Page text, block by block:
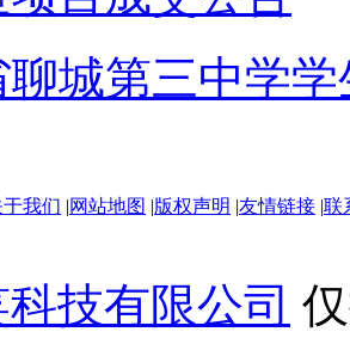
聊城第三中学
于我们 |网站地图 |版权声明 |友情链接 |联
技有限公司